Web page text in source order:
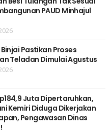
PAUD Minhajul
Pastikan Proses
Teladan Dimulai Agustus
Juta Dipertaruhkan,
Kemiri Diduga Dikerjakan
Pengawasan Dinas